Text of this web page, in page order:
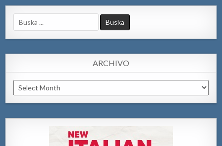
Search
for:
ARCHIVO
Archivo